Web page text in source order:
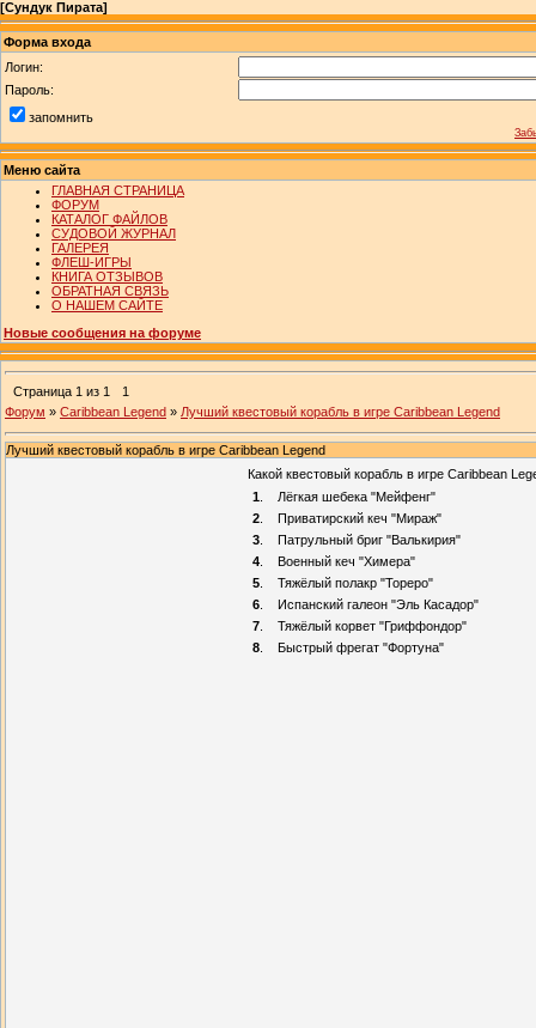
[Сундук Пирата]
Форма входа
Логин:
Пароль:
запомнить
Меню сайта
ГЛАВНАЯ СТРАНИЦА
ФОРУМ
КАТАЛОГ ФАЙЛОВ
СУДОВОЙ ЖУРНАЛ
ГАЛЕРЕЯ
ФЛЕШ-ИГРЫ
КНИГА ОТЗЫВОВ
ОБРАТНАЯ СВЯЗЬ
О НАШЕМ САЙТЕ
Новые сообщения на форуме
Страница 1 из 1
1
Форум » Caribbean Legend » Лучший квестовый корабль в игре Caribbean Legend
Лучший квестовый корабль в игре Caribbean Legend
Какой квестовый корабль в игре Caribbean
1
Лёгкая шебека "Мейфенг"
2
Приватирский кеч "Мираж"
3
Патрульный бриг "Валькирия"
4
Военный кеч "Химера"
5
Тяжёлый полакр "Тореро"
6
Испанский галеон "Эль Касадор"
7
Тяжёлый корвет "Гриффондор"
8
Быстрый фрегат "Фортуна"